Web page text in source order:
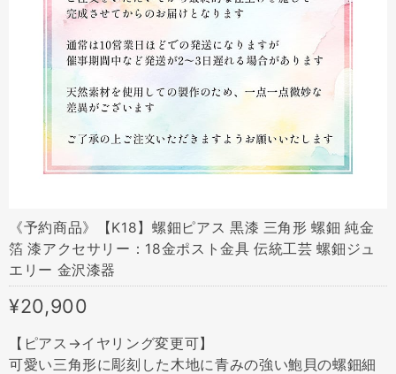
《予約商品》【K18】螺鈿ピアス 黒漆 三角形 螺鈿 純金
箔 漆アクセサリー：18金ポスト金具 伝統工芸 螺鈿ジュ
エリー 金沢漆器
¥20,900
【ピアス→イヤリング変更可】
可愛い三角形に彫刻した木地に青みの強い鮑貝の螺鈿細